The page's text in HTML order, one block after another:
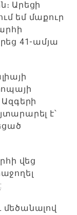
Արեցի
եմ մաքուր
41-ամյա
է՝
վեց
մեծանալով